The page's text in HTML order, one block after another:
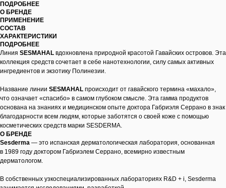
ПОДРОБНЕЕ
О БРЕНДЕ
ПРИМЕНЕНИЕ
СОСТАВ
ХАРАКТЕРИСТИКИ
ПОДРОБНЕЕ
Линия SESMAHAL вдохновлена природной красотой Гавайских островов. Эта
коллекция средств сочетает в себе нанотехнологии, силу самых активных
ингредиентов и экзотику Полинезии.
Название линии SESMAHAL происходит от гавайского термина «махало»,
что означает «спасибо» в самом глубоком смысле. Эта гамма продуктов
основана на знаниях и медицинском опыте доктора Габриэля Серрано в знак
благодарности всем людям, которые заботятся о своей коже с помощью
косметических средств марки SESDERMA.
О БРЕНДЕ
Sesderma — это испанская дерматологическая лаборатория, основанная
в 1989 году доктором Габриэлем Серрано, всемирно известным
дерматологом.
В собственных узкоспециализированных лабораториях R&D + i, Sesderma